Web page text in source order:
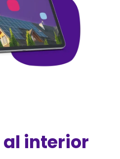
al interior